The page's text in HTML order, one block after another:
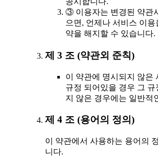
③ 이용자는 변경된 약관
으면, 언제나 서비스 이용
약을 해지할 수 있습니다.
제 3 조 (약관외 준칙)
이 약관에 명시되지 않은
규정 되어있을 경우 그 규
지 않은 경우에는 일반적
제 4 조 (용어의 정의)
이 약관에서 사용하는 용어의
니다.